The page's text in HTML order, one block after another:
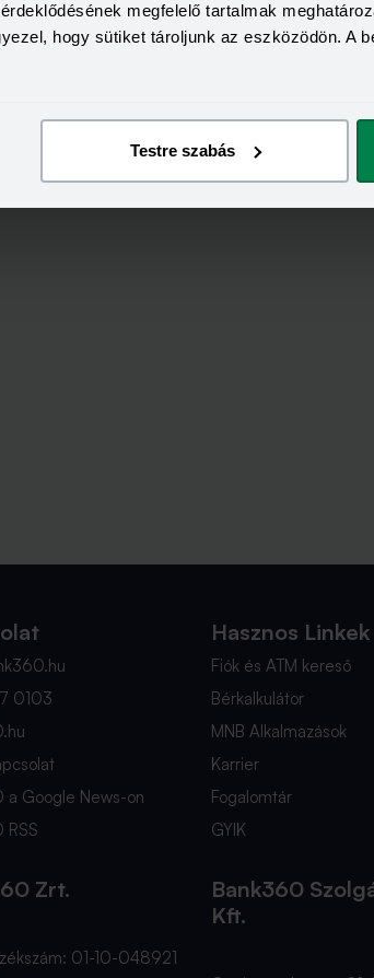
megfelelő tartalmak
hogy sütiket tároljunk az eszközödön. A
Testre szabás
Tovább a fiókoldalra
0103
a Google News-on
RSS
Hasznos Linkek
Fiók és ATM kereső
Bérkalkulátor
MNB Alkalmazások
Karrier
Fogalomtár
GYIK
Zrt.
01-10-048921
Bank360
Kft.